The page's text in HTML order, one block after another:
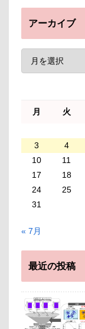
アーカイブ
月 火
3
4
10
11
17
18
24
25
31
« 7月
最近の投稿